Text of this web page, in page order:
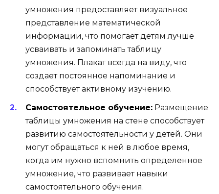
умножения предоставляет визуальное
представление математической
информации, что помогает детям лучше
усваивать и запоминать таблицу
умножения. Плакат всегда на виду, что
создает постоянное напоминание и
способствует активному изучению.
Самостоятельное обучение: Размещение
таблицы умножения на стене способствует
развитию самостоятельности у детей. Они
могут обращаться к ней в любое время,
когда им нужно вспомнить определенное
умножение, что развивает навыки
самостоятельного обучения.